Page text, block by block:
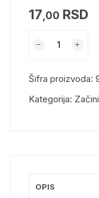
17 ,00 RSD
Šifra proizvoda:
Kategorija: Začini
OPIS